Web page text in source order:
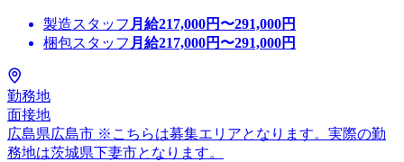
製造スタッフ 月給217,000円〜291,000円
梱包スタッフ 月給217,000円〜291,000円
勤務地
面接地
広島県広島市 ※こちらは募集エリアとなります。実際の勤
務地は茨城県下妻市となります。